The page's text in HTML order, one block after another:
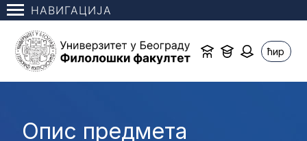
НАВИГАЦИЈА
ћир
Опис предмета